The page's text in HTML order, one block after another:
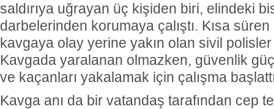
saldırıya uğrayan üç kişiden biri, elindeki
darbelerinden korumaya çalıştı. Kısa süren
kavgaya olay yerine yakın olan sivil
Kavgada yaralanan olmazken, güvenlik
ve kaçanları yakalamak için çalışma
Kavga anı da bir vatandaş tarafından cep